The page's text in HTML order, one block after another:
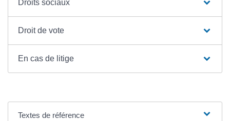
Droits sociaux
Droit de vote
En cas de litige
Textes de référence